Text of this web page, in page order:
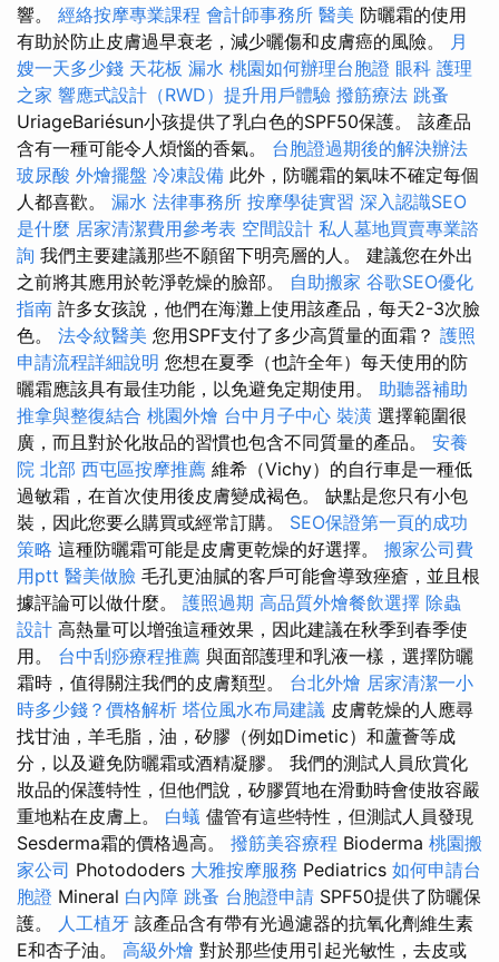
響。 經絡按摩專業課程 會計師事務所 醫美 防曬霜的使用
有助於防止皮膚過早衰老，減少曬傷和皮膚癌的風險。 月
嫂一天多少錢 天花板 漏水 桃園如何辦理台胞證 眼科 護理
之家 響應式設計（RWD）提升用戶體驗 撥筋療法 跳蚤
UriageBariésun小孩提供了乳白色的SPF50保護。 該產品
含有一種可能令人煩惱的香氣。 台胞證過期後的解決辦法
玻尿酸 外燴擺盤 冷凍設備 此外，防曬霜的氣味不確定每個
人都喜歡。 漏水 法律事務所 按摩學徒實習 深入認識SEO
是什麼 居家清潔費用參考表 空間設計 私人墓地買賣專業諮
詢 我們主要建議那些不願留下明亮層的人。 建議您在外出
之前將其應用於乾淨乾燥的臉部。 自助搬家 谷歌SEO優化
指南 許多女孩說，他們在海灘上使用該產品，每天2-3次臉
色。 法令紋醫美 您用SPF支付了多少高質量的面霜？ 護照
申請流程詳細說明 您想在夏季（也許全年）每天使用的防
曬霜應該具有最佳功能，以免避免定期使用。 助聽器補助
推拿與整復結合 桃園外燴 台中月子中心 裝潢 選擇範圍很
廣，而且對於化妝品的習慣也包含不同質量的產品。 安養
院 北部 西屯區按摩推薦 維希（Vichy）的自行車是一種低
過敏霜，在首次使用後皮膚變成褐色。 缺點是您只有小包
裝，因此您要么購買或經常訂購。 SEO保證第一頁的成功
策略 這種防曬霜可能是皮膚更乾燥的好選擇。 搬家公司費
用ptt 醫美做臉 毛孔更油膩的客戶可能會導致痤瘡，並且根
據評論可以做什麼。 護照過期 高品質外燴餐飲選擇 除蟲
設計 高熱量可以增強這種效果，因此建議在秋季到春季使
用。 台中刮痧療程推薦 與面部護理和乳液一樣，選擇防曬
霜時，值得關注我們的皮膚類型。 台北外燴 居家清潔一小
時多少錢？價格解析 塔位風水布局建議 皮膚乾燥的人應尋
找甘油，羊毛脂，油，矽膠（例如Dimetic）和蘆薈等成
分，以及避免防曬霜或酒精凝膠。 我們的測試人員欣賞化
妝品的保護特性，但他們說，矽膠質地在滑動時會使妝容嚴
重地粘在皮膚上。 白蟻 儘管有這些特性，但測試人員發現
Sesderma霜的價格過高。 撥筋美容療程 Bioderma 桃園搬
家公司 Photododers 大雅按摩服務 Pediatrics 如何申請台
胞證 Mineral 白內障 跳蚤 台胞證申請 SPF50提供了防曬保
護。 人工植牙 該產品含有帶有光過濾器的抗氧化劑維生素
E和杏子油。 高級外燴 對於那些使用引起光敏性，去皮或